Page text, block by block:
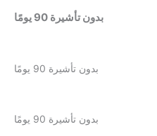
بدون تأشيرة 90 يومًا
بدون تأشيرة 90 يومًا
بدون تأشيرة 90 يومًا